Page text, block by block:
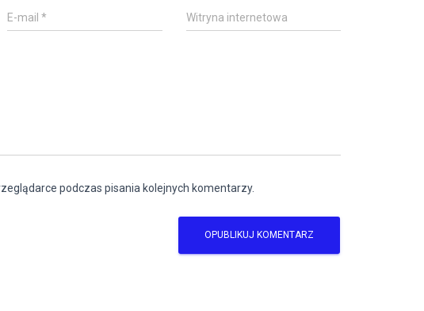
E-mail* Witryna internetowa
podczas pisania kolejnych komentarzy.